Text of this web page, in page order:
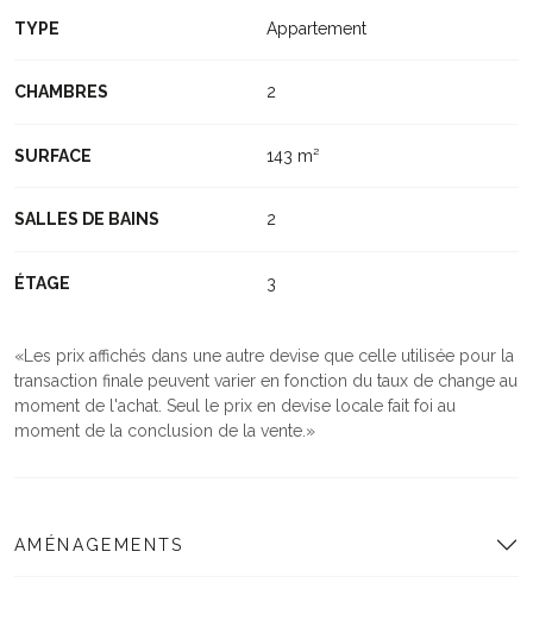
TYPE Appartement
CHAMBRES 2
SURFACE 143 m²
SALLES DE BAINS 2
ÉTAGE 3
Les prix affichés dans une autre devise que celle utilisée pour la
transaction finale peuvent varier en fonction du taux de change au
moment de l'achat. Seul le prix en devise locale fait foi au
moment de la conclusion de la vente.
AMÉNAGEMENTS